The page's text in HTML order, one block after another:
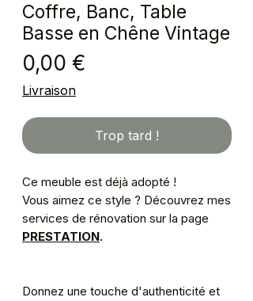
Coffre, Banc, Table
Basse en Chêne Vintage
0,00 €
Livraison
Trop tard !
Ce meuble est déjà adopté !
Vous aimez ce style ? Découvrez mes
services de rénovation sur la page
PRESTATION.
Donnez une touche d'authenticité et